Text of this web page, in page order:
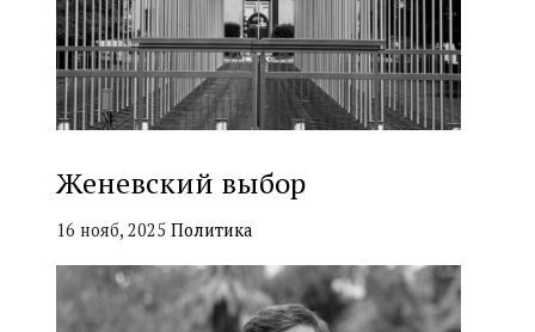
Женевский выбор
16 нояб, 2025 Политика